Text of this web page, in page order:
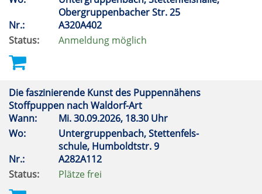
Obergruppenbacher Str. 25
Nr.:
A320A402
Status:
Anmeldung möglich
Die faszinierende Kunst des Puppennähens
Stoffpuppen nach Waldorf-Art
Wann:
Mi.30.09.2026, 18.30 Uhr
Wo:
Untergruppenbach, Stettenfels-
schule, Humboldtstr. 9
Nr.:
A282A112
Status:
Plätze frei